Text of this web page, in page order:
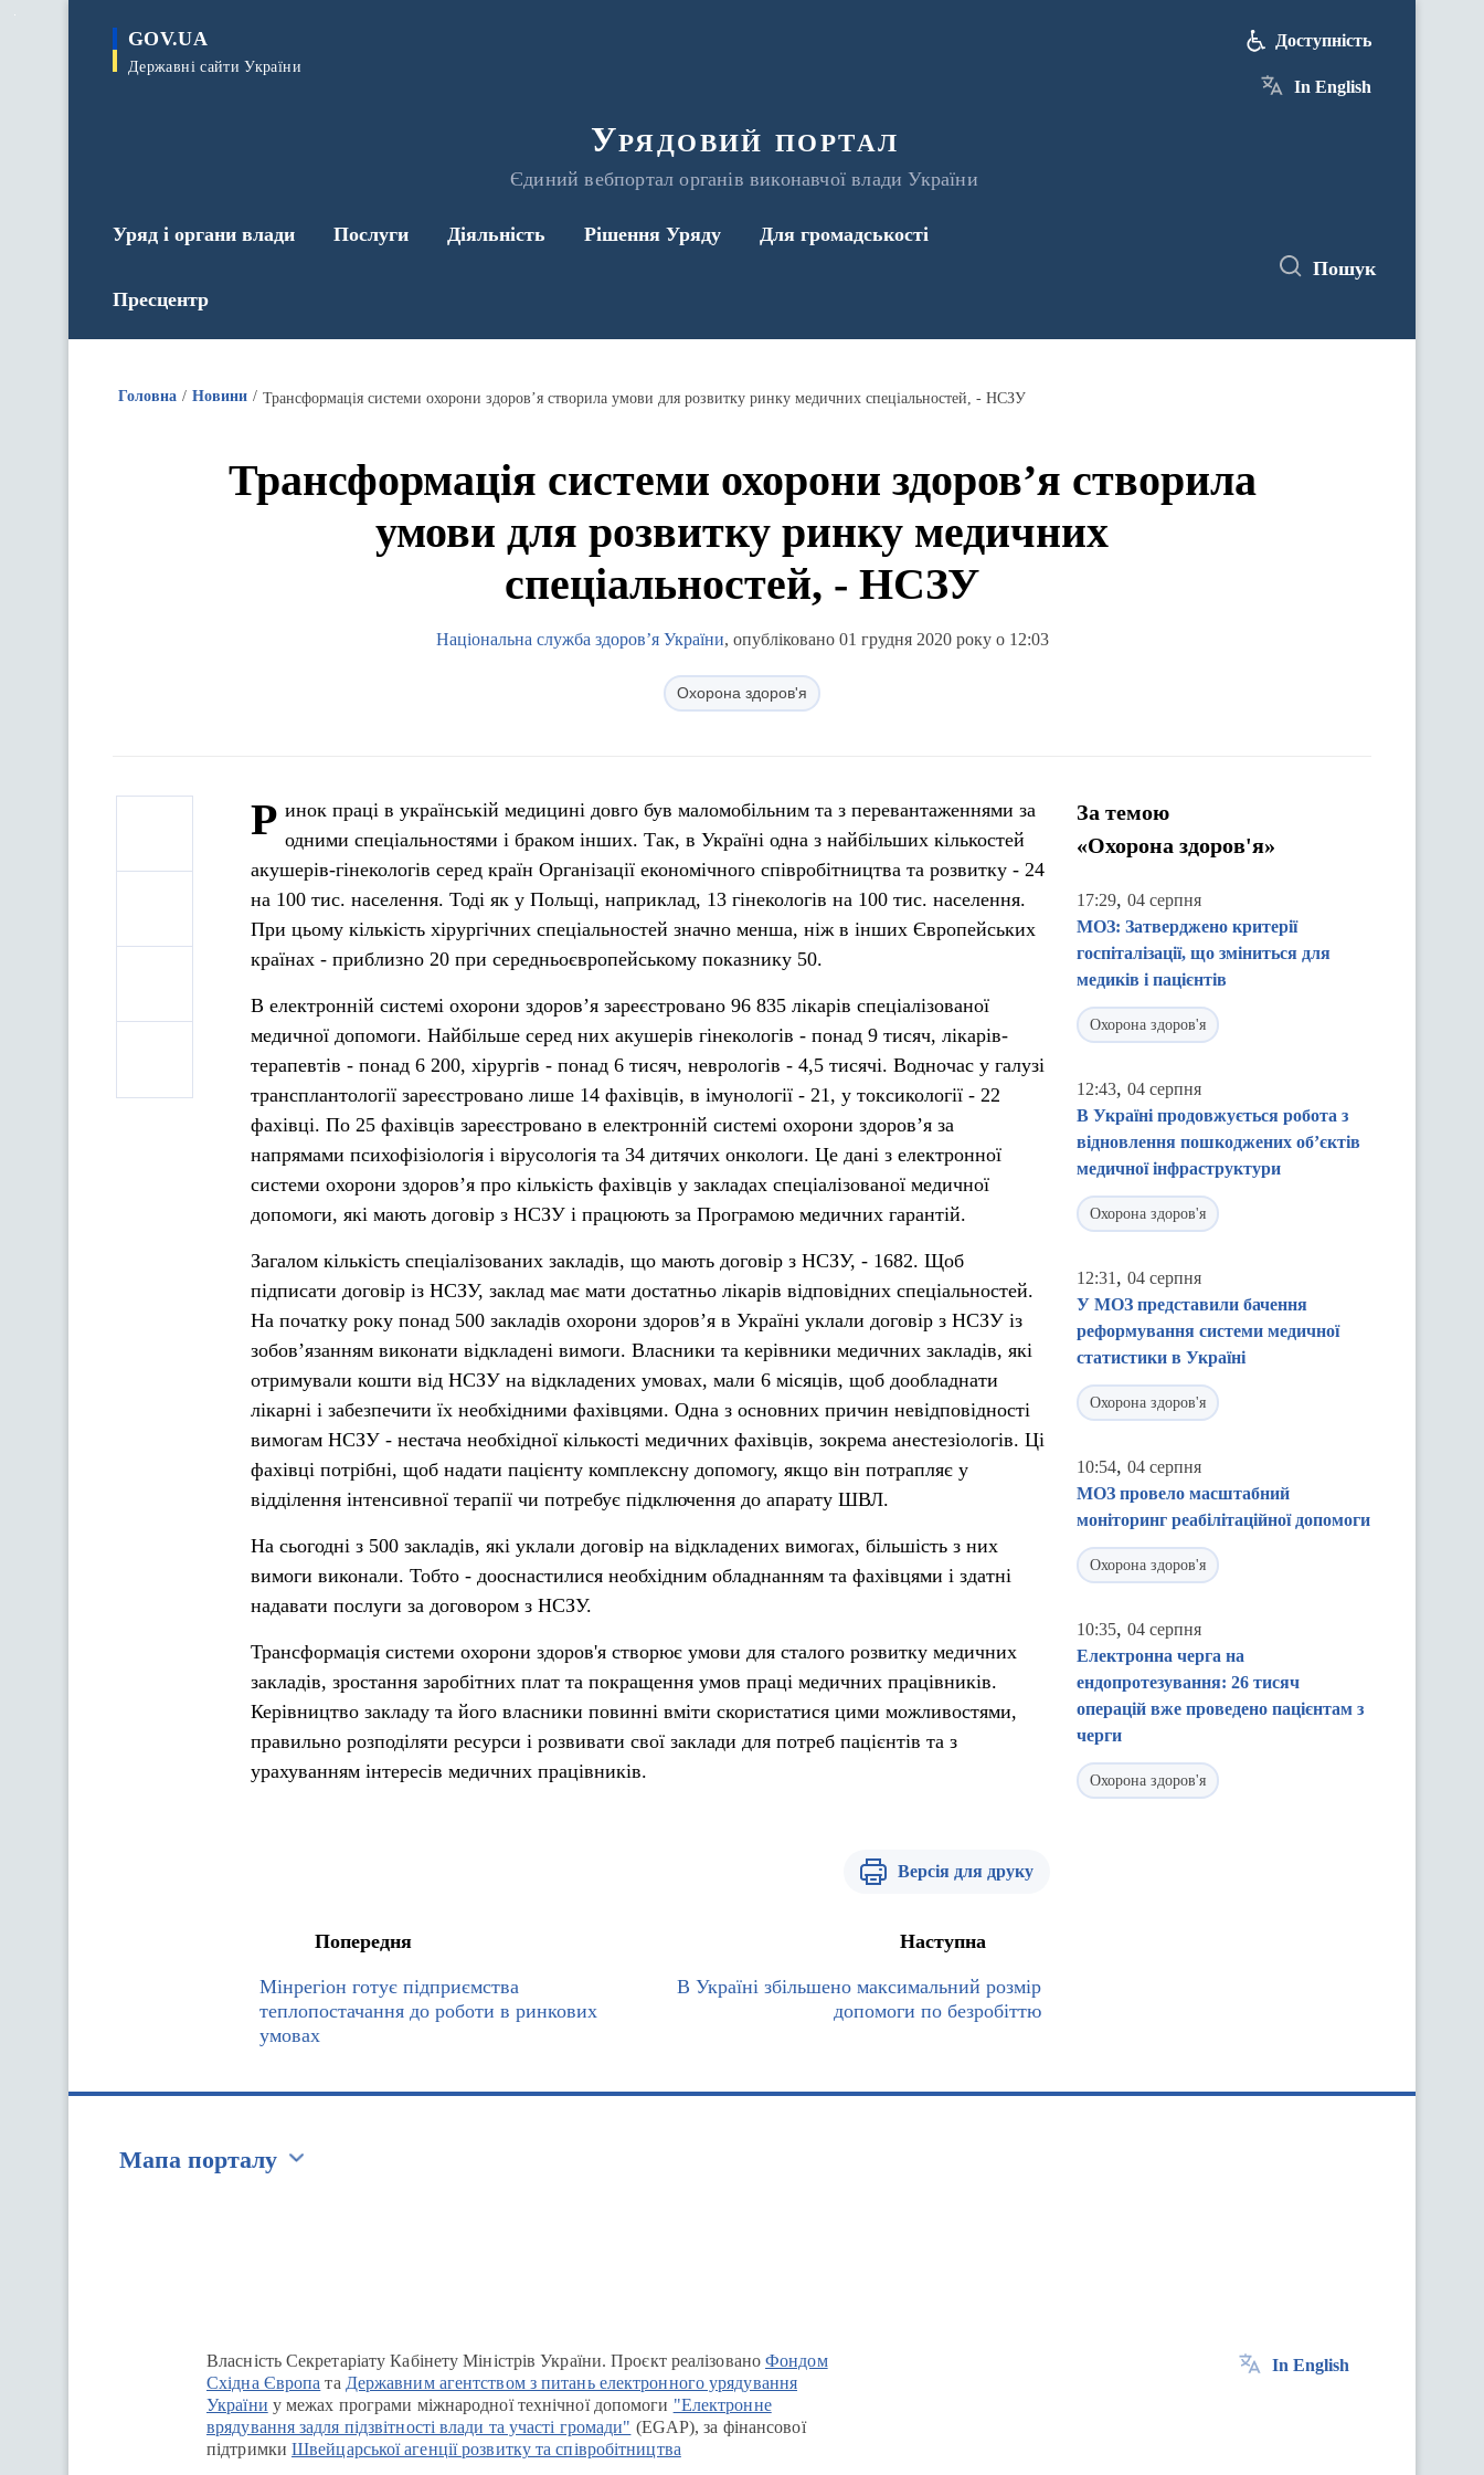
GOV.UA
Державні сайти України
Урядовий портал
Єдиний вебпортал органів виконавчої влади України
Доступність
In English
Уряд і органи влади Послуги Діяльність Рішення Уряду Для громадськості
Пресцентр
Пошук
Головна Новини Трансформація системи охорони здоров’я створила умови для розвитку ринку медичних спеціальностей, - НСЗУ
Трансформація системи охорони здоров’я створила
умови для розвитку ринку медичних
спеціальностей, - НСЗУ
Національна служба здоров’я України, опубліковано 01 грудня 2020 року о 12:03
Охорона здоров'я
Р инок праці в українській медицині довго був маломобільним та з перевантаженнями за
одними спеціальностями і браком інших. Так, в Україні одна з найбільших кількостей
акушерів-гінекологів серед країн Організації економічного співробітництва та розвитку - 24
на 100 тис. населення. Тоді як у Польщі, наприклад, 13 гінекологів на 100 тис. населення.
При цьому кількість хірургічних спеціальностей значно менша, ніж в інших Європейських
країнах - приблизно 20 при середньоєвропейському показнику 50.
В електронній системі охорони здоров’я зареєстровано 96 835 лікарів спеціалізованої
медичної допомоги. Найбільше серед них акушерів гінекологів - понад 9 тисяч, лікарів-
терапевтів - понад 6 200, хірургів - понад 6 тисяч, неврологів - 4,5 тисячі. Водночас у галузі
трансплантології зареєстровано лише 14 фахівців, в імунології - 21, у токсикології - 22
фахівці. По 25 фахівців зареєстровано в електронній системі охорони здоров’я за
напрямами психофізіологія і вірусологія та 34 дитячих онкологи. Це дані з електронної
системи охорони здоров’я про кількість фахівців у закладах спеціалізованої медичної
допомоги, які мають договір з НСЗУ і працюють за Програмою медичних гарантій.
Загалом кількість спеціалізованих закладів, що мають договір з НСЗУ, - 1682. Щоб
підписати договір із НСЗУ, заклад має мати достатньо лікарів відповідних спеціальностей.
На початку року понад 500 закладів охорони здоров’я в Україні уклали договір з НСЗУ із
зобов’язанням виконати відкладені вимоги. Власники та керівники медичних закладів, які
отримували кошти від НСЗУ на відкладених умовах, мали 6 місяців, щоб дообладнати
лікарні і забезпечити їх необхідними фахівцями. Одна з основних причин невідповідності
вимогам НСЗУ - нестача необхідної кількості медичних фахівців, зокрема анестезіологів. Ці
фахівці потрібні, щоб надати пацієнту комплексну допомогу, якщо він потрапляє у
відділення інтенсивної терапії чи потребує підключення до апарату ШВЛ.
На сьогодні з 500 закладів, які уклали договір на відкладених вимогах, більшість з них
вимоги виконали. Тобто - дооснастилися необхідним обладнанням та фахівцями і здатні
надавати послуги за договором з НСЗУ.
Трансформація системи охорони здоров'я створює умови для сталого розвитку медичних
закладів, зростання заробітних плат та покращення умов праці медичних працівників.
Керівництво закладу та його власники повинні вміти скористатися цими можливостями,
правильно розподіляти ресурси і розвивати свої заклади для потреб пацієнтів та з
урахуванням інтересів медичних працівників.
Версія для друку
Попередня
Мінрегіон готує підприємства
теплопостачання до роботи в ринкових
умовах
Наступна
В Україні збільшено максимальний розмір
допомоги по безробіттю
За темою
«Охорона здоров'я»
17:29, 04 серпня
МОЗ: Затверджено критерії
госпіталізації, що зміниться для
медиків і пацієнтів
Охорона здоров'я
12:43, 04 серпня
В Україні продовжується робота з
відновлення пошкоджених об’єктів
медичної інфраструктури
Охорона здоров'я
12:31 , 04 серпня
У МОЗ представили бачення
реформування системи медичної
статистики в Україні
Охорона здоров'я
10:54, 04 серпня
МОЗ провело масштабний
моніторинг реабілітаційної допомоги
Охорона здоров'я
10:35, 04 серпня
Електронна черга на
ендопротезування: 26 тисяч
операцій вже проведено пацієнтам з
черги
Охорона здоров'я
Мапа порталу
Власність Секретаріату Кабінету Міністрів України. Проєкт реалізованоФондом
Східна Європа та Державним агентством з питань електронного урядування
України у межах програми міжнародної технічної допомоги "Електронне
врядування задля підзвітності влади та участі громади" (EGAP), за фінансової
підтримки Швейцарської агенції розвитку та співробітництва
In English